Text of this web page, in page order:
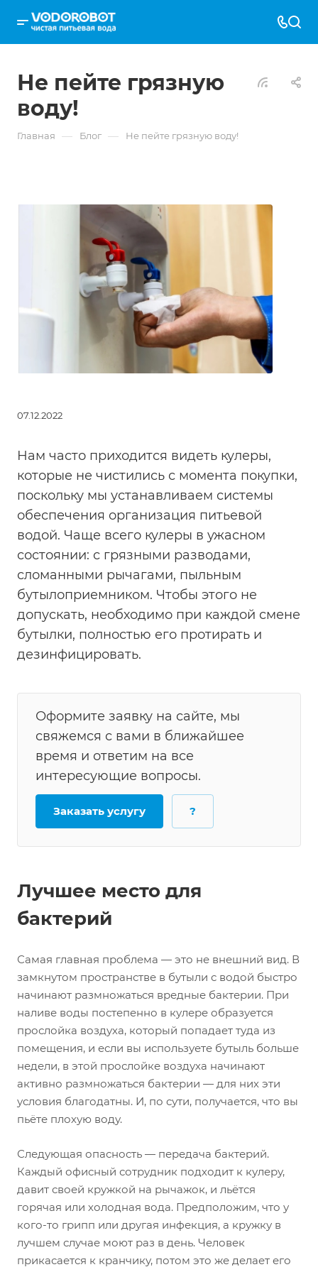
Не пейте грязную
воду!
Главная — Блог — Не пейте грязную воду!
07.12.2022
Нам часто приходится видеть кулеры,
которые не чистились с момента покупки,
поскольку мы устанавливаем системы
обеспечения организация питьевой
водой. Чаще всего кулеры в ужасном
состоянии: с грязными разводами,
сломанными рычагами, пыльным
бутылоприемником. Чтобы этого не
допускать, необходимо при каждой смене
бутылки, полностью его протирать и
дезинфицировать.
Оформите заявку на сайте, мы
свяжемся с вами в ближайшее
время и ответим на все
интересующие вопросы.
Заказать услугу ?
Лучшее место для
бактерий
Самая главная проблема — это не внешний вид. В
замкнутом пространстве в бутыли с водой быстро
начинают размножаться вредные бактерии. При
наливе воды постепенно в кулере образуется
прослойка воздуха, который попадает туда из
помещения, и если вы используете бутыль больше
недели, в этой прослойке воздуха начинают
активно размножаться бактерии — для них эти
условия благодатны. И, по сути, получается, что вы
пьёте плохую воду.
Следующая опасность — передача бактерий.
Каждый офисный сотрудник подходит к кулеру,
давит своей кружкой на рычажок, и льётся
горячая или холодная вода. Предположим, что у
кого-то грипп или другая инфекция, а кружку в
лучшем случае моют раз в день. Человек
прикасается к кранчику, потом это же делает его